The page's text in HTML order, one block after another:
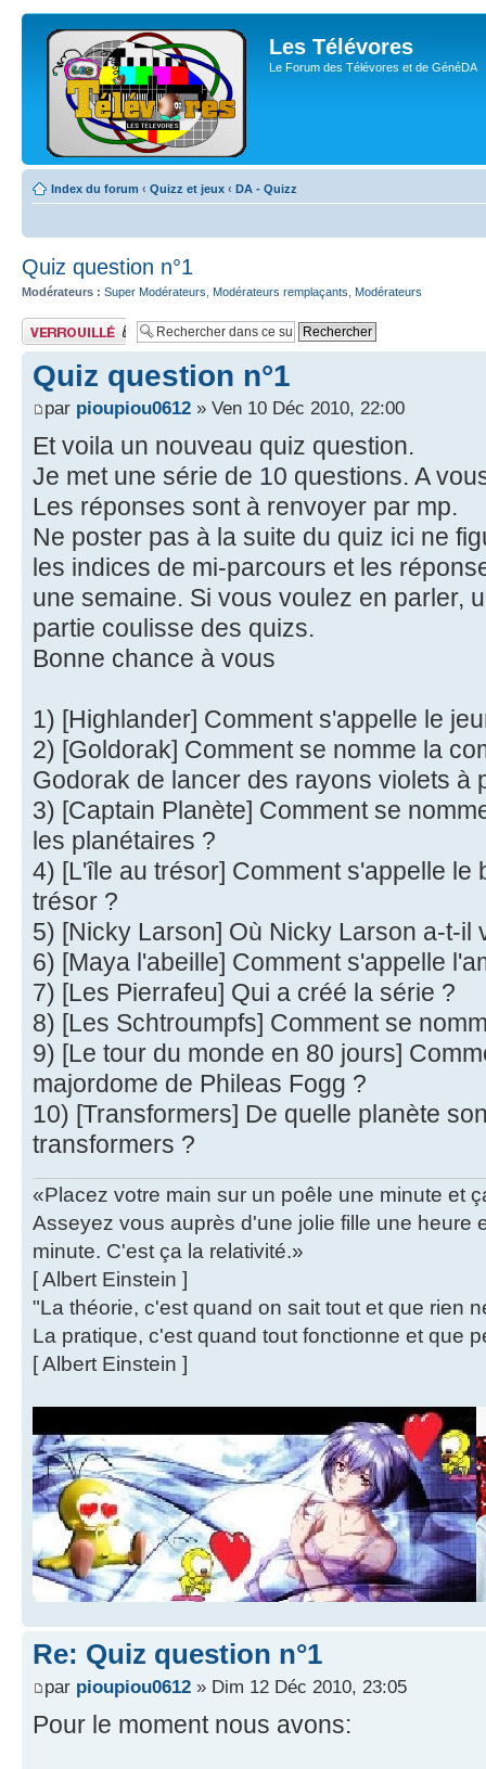
Les Télévores
Le Forum des Télévores et de GénéDA
Index du forum ‹ Quizz et jeux ‹ DA - Quizz
Quiz question n°1
Modérateurs : Super Modérateurs Modérateurs remplaçants Modérateurs
Sujet verrouillé
Quiz question n°1
par pioupiou0612 » Ven 10 Déc 2010, 22:00
Et voila un nouveau quiz question.
Je met une série de 10 questions. A
Les réponses sont à renvoyer par mp.
Ne poster pas à la suite du quiz ici ne
les indices de mi-parcours et les
une semaine. Si vous voulez en parler,
partie coulisse des quizs.
Bonne chance à vous
1) [Highlander] Comment s'appelle le
2) [Goldorak] Comment se nomme la
Godorak de lancer des rayons violets à
3) [Captain Planète] Comment se
les planétaires ?
4) [L'île au trésor] Comment s'appelle le
trésor ?
5) [Nicky Larson] Où Nicky Larson a-t-il
6) [Maya l'abeille] Comment s'appelle
7) [Les Pierrafeu] Qui a créé la série ?
8) [Les Schtroumpfs] Comment se
9) [Le tour du monde en 80 jours]
majordome de Phileas Fogg ?
10) [Transformers] De quelle planète
transformers ?
«Placez votre main sur un poêle une minute et
Asseyez vous auprès d'une jolie fille une heure
minute. C'est ça la relativité.»
[ Albert Einstein ]
"La théorie, c'est quand on sait tout et que rien
La pratique, c'est quand tout fonctionne et que
[ Albert Einstein ]
Re: Quiz question n°1
par pioupiou0612 » Dim 12 Déc 2010, 23:05
Pour le moment nous avons: